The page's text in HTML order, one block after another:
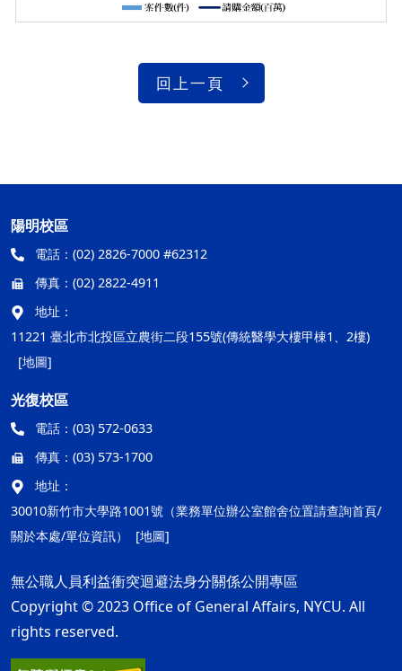
回上一頁
陽明校區
電話： (02) 2826-7000 #62312
傳真： (02) 2822-4911
地址：
11221 臺北市北投區立農街二段155號(傳統醫學大樓甲棟1、2樓)
[地圖]
光復校區
電話： (03) 572-0633
傳真： (03) 573-1700
地址：
30010新竹市大學路1001號（業務單位辦公室館舍位置請查詢首頁/
關於本處/單位資訊）
[地圖]
無公職人員利益衝突迴避法身分關係公開專區
Copyright © 2023 Office of General Affairs, NYCU. All
rights reserved.